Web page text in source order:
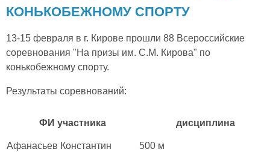
КОНЬКОБЕЖНОМУ СПОРТУ
13-15 февраля в г. Кирове прошли 88 Всероссийские
соревнования "На призы им. С.М. Кирова" по
конькобежному спорту.
Результаты соревнований:
ФИ участника дисциплина
Афанасьев Константин
500 м